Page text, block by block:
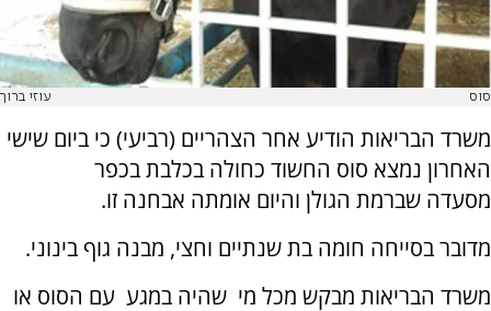
סוס עוזי ברוך
משרד הבריאות הודיע אחר הצהריים (רביעי) כי ביום שישי
האחרון נמצא סוס החשוד כחולה בכלבת בכפר
מסעדה שברמת הגולן והיום אומתה אבחנה זו.
מדובר בסייחה חומה בת שנתיים וחצי, מבנה גוף בינוני.
משרד הבריאות מבקש מכל מי שהיה במגע עם הסוס או